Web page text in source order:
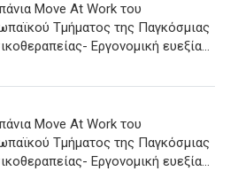
Move At Work του
Τμήματος της Παγκόσμιας
Εργονομική ευεξία...
Move At Work του
Τμήματος της Παγκόσμιας
Εργονομική ευεξία...